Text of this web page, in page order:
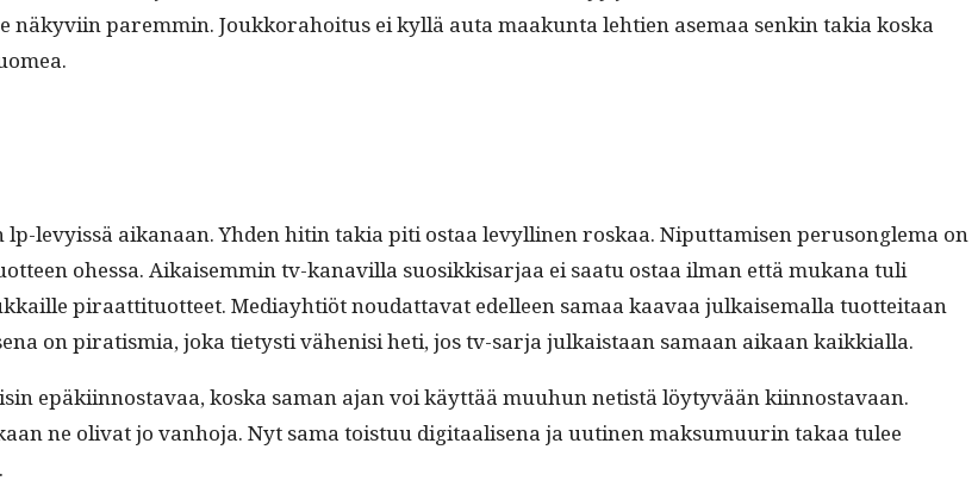
näkyvi­in parem­min. Joukko­ra­hoi­tus ei kyl­lä auta maakun­ta lehtien ase­maa senkin takia kos­ka
levyis­sä aikanaan. Yhden hitin takia piti ostaa levylli­nen roskaa. Niput­tamisen peru­songle­ma on
ohes­sa. Aikaisem­min tv-kanav­il­la suosikkisar­jaa ei saatu ostaa ilman että mukana tuli
piraat­ti­tuot­teet. Medi­ay­htiöt nou­dat­ta­vat edelleen samaa kaavaa julkaise­mal­la tuot­teitaan
on piratismia, joka tietysti vähenisi heti, jos tv-sar­ja julka­istaan samaan aikaan kaikkialla.
epäki­in­nos­tavaa, kos­ka saman ajan voi käyt­tää muuhun netistä löy­tyvään kiin­nos­tavaan.
ne oli­vat jo van­ho­ja. Nyt sama tois­tuu dig­i­taalise­na ja uuti­nen mak­sumuurin takaa tulee